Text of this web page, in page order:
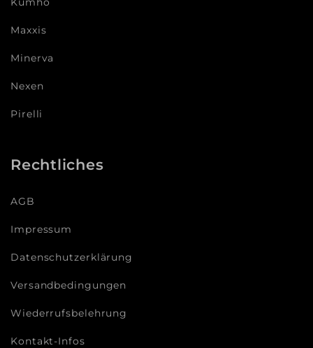
Maxxis
Minerva
Nexen
Pirelli
Rechtliches
AGB
Impressum
Datenschutzerklärung
Versandbedingungen
Wiederrufsbelehrung
Kontakt-Infos